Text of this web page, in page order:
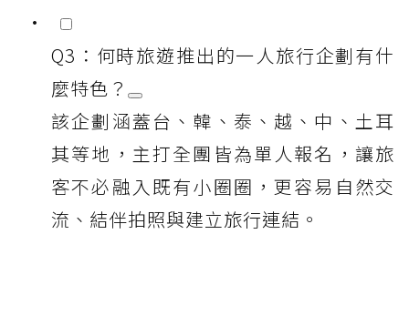
Q3：何時旅遊推出的一人旅行企劃有什
麼特色？
該企劃涵蓋台、韓、泰、越、中、土耳
其等地，主打全團皆為單人報名，讓旅
客不必融入既有小圈圈，更容易自然交
流、結伴拍照與建立旅行連結。